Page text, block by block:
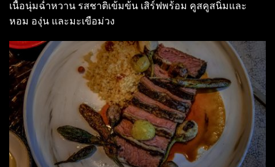
เนื้อนุ่มฉ่ำหวาน รสชาติเข้มข้น เสิร์ฟพร้อม คูสคูสนิ่มและ
หอม องุ่น และมะเขือม่วง